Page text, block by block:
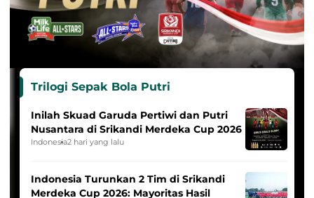
Trilogi Sepak Bola Putri
Inilah Skuad Garuda Pertiwi dan Putri
Nusantara di Srikandi Merdeka Cup 2026
Indonesia2 hari yang lalu
Indonesia Turunkan 2 Tim di Srikandi
Merdeka Cup 2026: Mayoritas Hasil